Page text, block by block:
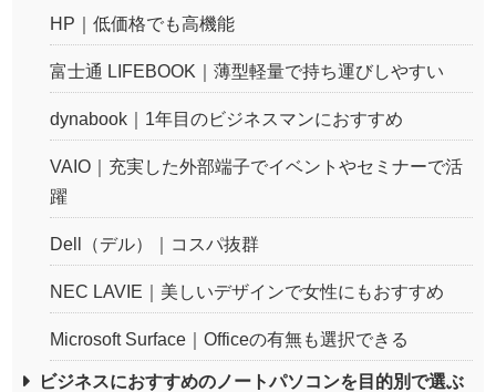
HP｜低価格でも高機能
富士通 LIFEBOOK｜薄型軽量で持ち運びしやすい
dynabook｜1年目のビジネスマンにおすすめ
VAIO｜充実した外部端子でイベントやセミナーで活
躍
Dell（デル）｜コスパ抜群
NEC LAVIE｜美しいデザインで女性にもおすすめ
Microsoft Surface｜Officeの有無も選択できる
ビジネスにおすすめのノートパソコンを目的別で選ぶ